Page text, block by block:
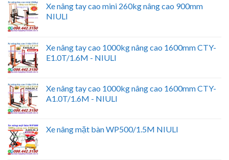
Xe nâng tay cao mini 260kg nâng cao 900mm
NIULI
Xe nâng tay cao 1000kg nâng cao 1600mm CTY-
E1.0T/1.6M - NIULI
Xe nâng tay cao 1000kg nâng cao 1600mm CTY-
A1.0T/1.6M - NIULI
Xe nâng mặt bàn WP500/1.5M NIULI